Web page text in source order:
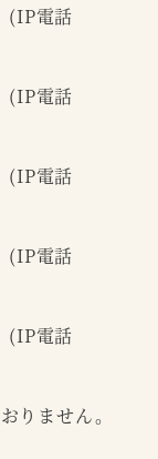
電話
(IP電話
電話
電話
(IP電話
りません。